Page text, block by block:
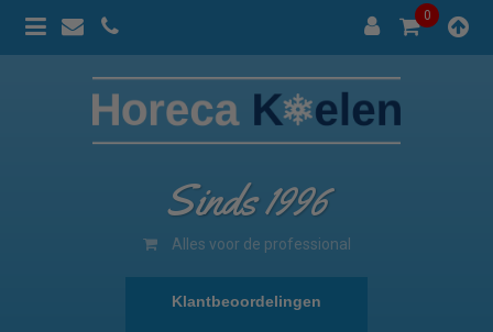
0
Sinds 1996
100% prijsgarantie